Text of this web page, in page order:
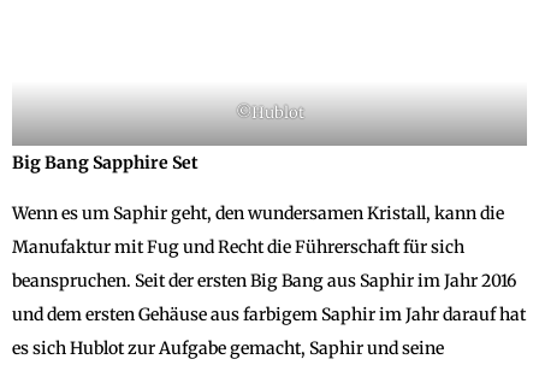
©Hublot
Big Bang Sapphire Set
Wenn es um Saphir geht, den wundersamen Kristall, kann die
Manufaktur mit Fug und Recht die Führerschaft für sich
beanspruchen. Seit der ersten Big Bang aus Saphir im Jahr 2016
und dem ersten Gehäuse aus farbigem Saphir im Jahr darauf hat
es sich Hublot zur Aufgabe gemacht, Saphir und seine